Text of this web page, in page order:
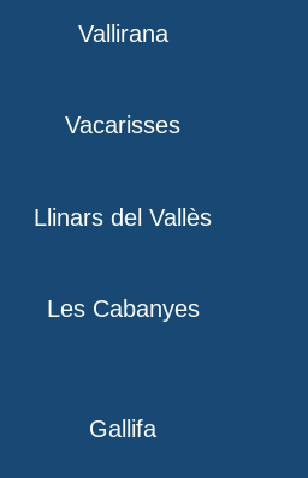
Vallirana
Vacarisses
Llinars del Vallès
Les Cabanyes
Gallifa